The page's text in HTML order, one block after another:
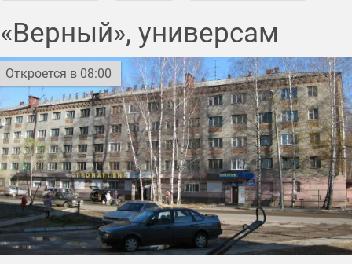
«Верный», универсам
Откроется в 08:00